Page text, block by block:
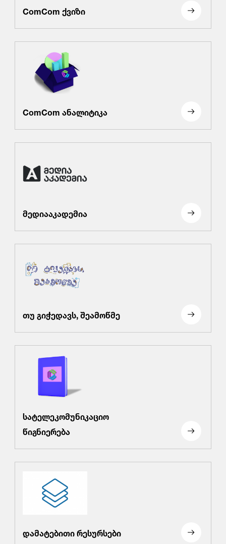
ComCom ქვიზი
ComCom ანალიტიკა
მედიააკადემია
თუ გიჭედავს, შეამოწმე
სატელეკომუნიკაციო
წიგნიერება
დამატებითი რესურსები